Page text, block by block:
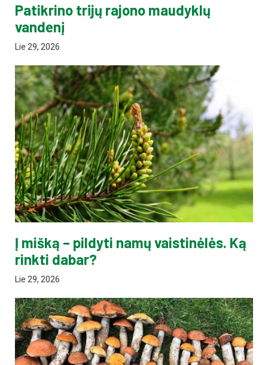
Patikrino trijų rajono maudyklų
vandenį
Lie 29, 2026
Į mišką – pildyti namų vaistinėlės. Ką
rinkti dabar?
Lie 29, 2026